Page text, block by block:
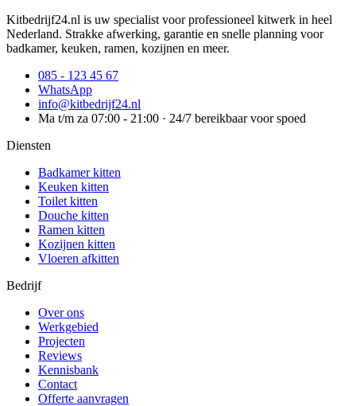
Kitbedrijf24.nl is uw specialist voor professioneel kitwerk in heel
Nederland. Strakke afwerking, garantie en snelle planning voor
badkamer, keuken, ramen, kozijnen en meer.
085 - 123 45 67
WhatsApp
info@kitbedrijf24.nl
Ma t/m za 07:00 - 21:00 · 24/7 bereikbaar voor spoed
Diensten
Badkamer kitten
Keuken kitten
Toilet kitten
Douche kitten
Ramen kitten
Kozijnen kitten
Vloeren afkitten
Bedrijf
Over ons
Werkgebied
Projecten
Reviews
Kennisbank
Contact
Offerte aanvragen